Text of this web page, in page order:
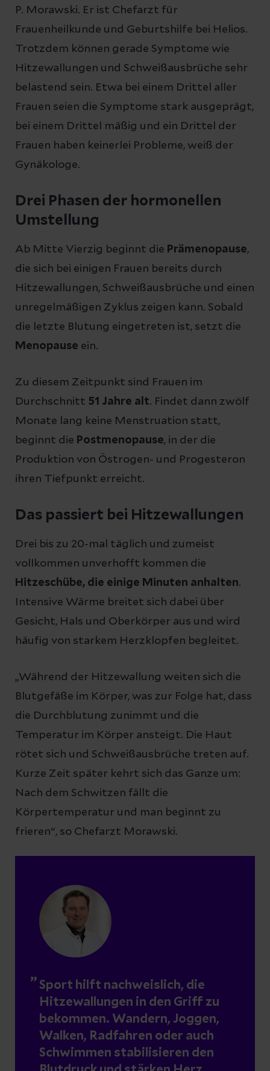
P. Morawski. Er ist Chefarzt für
Frauenheilkunde und Geburtshilfe bei Helios.
Trotzdem können gerade Symptome wie
Hitzewallungen und Schweißausbrüche sehr
belastend sein. Etwa bei einem Drittel aller
Frauen seien die Symptome stark ausgeprägt,
bei einem Drittel mäßig und ein Drittel der
Frauen haben keinerlei Probleme, weiß der
Gynäkologe.
Drei Phasen der hormonellen
Umstellung
Ab Mitte Vierzig beginnt die Prämenopause,
die sich bei einigen Frauen bereits durch
Hitzewallungen, Schweißausbrüche und einen
unregelmäßigen Zyklus zeigen kann. Sobald
die letzte Blutung eingetreten ist, setzt die
Menopause ein.
Zu diesem Zeitpunkt sind Frauen im
Durchschnitt 51 Jahre alt. Findet dann zwölf
Monate lang keine Menstruation statt,
beginnt die Postmenopause, in der die
Produktion von Östrogen- und Progesteron
ihren Tiefpunkt erreicht.
Das passiert bei Hitzewallungen
Drei bis zu 20-mal täglich und zumeist
vollkommen unverhofft kommen die
Hitzeschübe, die einige Minuten anhalten.
Intensive Wärme breitet sich dabei über
Gesicht, Hals und Oberkörper aus und wird
häufig von starkem Herzklopfen begleitet.
„Während der Hitzewallung weiten sich die
Blutgefäße im Körper, was zur Folge hat, dass
die Durchblutung zunimmt und die
Temperatur im Körper ansteigt. Die Haut
rötet sich und Schweißausbrüche treten auf.
Kurze Zeit später kehrt sich das Ganze um:
Nach dem Schwitzen fällt die
Körpertemperatur und man beginnt zu
frieren“, so Chefarzt Morawski.
Sport hilft nachweislich, die
Hitzewallungen in den Griff zu
bekommen. Wandern, Joggen,
Walken, Radfahren oder auch
Schwimmen stabilisieren den